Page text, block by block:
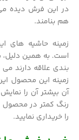
در این فرش دیده
هم بنامند.
زمینه حاشیه های
است. به همین دلیل،
بندی علاقه دارند
زمینه این محصول
آن بیشتر آن را
رنگ کمتر در محصول
را خریداری نمایید.